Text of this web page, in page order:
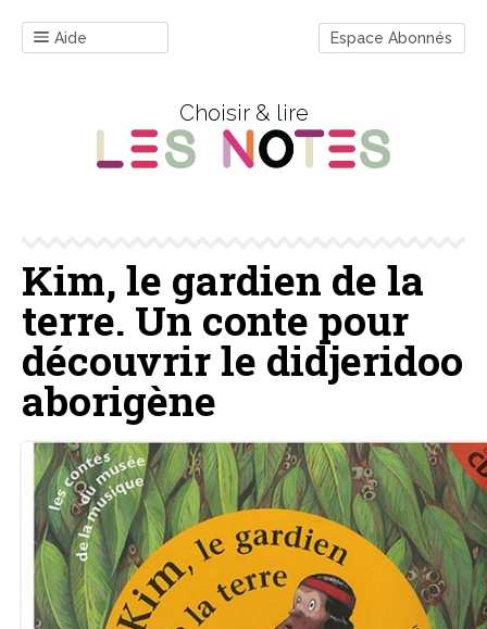
Aide Espace Abonnés
Choisir & lire
Kim, le gardien de la
terre. Un conte pour
découvrir le didjeridoo
aborigène